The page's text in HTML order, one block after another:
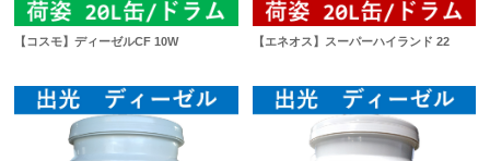
【コスモ】ディーゼルCF 10W 【エネオス】スーパーハイランド 22